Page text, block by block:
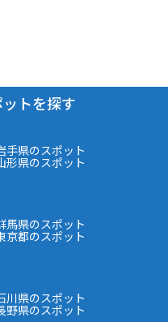
トを探す
手県のスポット
形県のスポット
馬県のスポット
京都のスポット
川県のスポット
野県のスポット